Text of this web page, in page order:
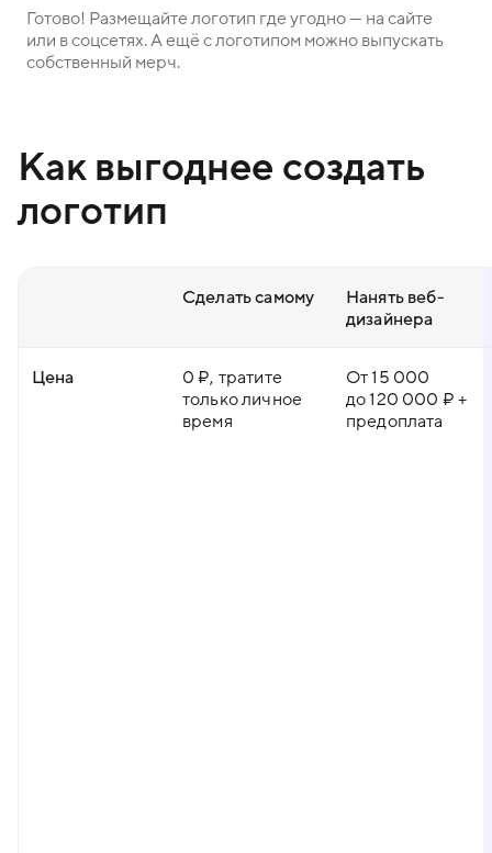
Готово! Размещайте логотип где угодно — на сайте
или в соцсетях. А ещё с логотипом можно выпускать
собственный мерч.
Как выгоднее создать
логотип
Сделать самому
Нанять веб-
дизайнера
Цена
0 ₽, тратите
только личное
время
От 15 000
до 120 000 ₽ +
предоплата